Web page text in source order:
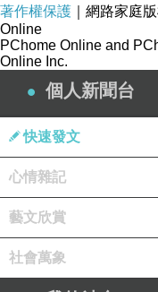
著作權保護 ｜網路家庭
Online
PChome Online and
Online Inc.
個人新聞台
快速發文
心情雜記
藝文欣賞
社會萬象